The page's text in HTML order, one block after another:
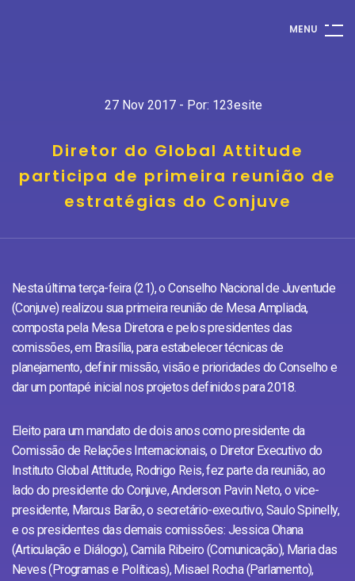
MENU
27 Nov 2017 - Por: 123esite
Diretor do Global Attitude
participa de primeira reunião de
estratégias do Conjuve
Nesta última terça-feira (21), o Conselho Nacional de Juventude
(Conjuve) realizou suaprimeira reunião de Mesa Ampliada,
composta pela Mesa Diretora e pelos presidentes das
comissões, em Brasília, para estabelecer técnicas de
planejamento, definir missão, visão e prioridades do Conselho e
dar um pontapé inicial nos projetos definidos para 2018.
Eleito para um mandato de dois anoscomo presidente da
Comissão de Relações Internacionais, o Diretor Executivo do
Instituto Global Attitude, Rodrigo Reis, fez parte da reunião, ao
lado do presidente do Conjuve, Anderson Pavin Neto, o vice-
presidente, Marcus Barão, o secretário-executivo, Saulo Spinelly,
e os presidentes das demais comissões: Jessica Ohana
(Articulação e Diálogo), Camila Ribeiro (Comunicação), Maria das
Neves (Programas e Políticas), Misael Rocha (Parlamento),